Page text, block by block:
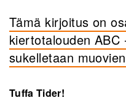
Tämä kirjoitus on
kiertotalouden
sukelletaan
Tuffa Tider!